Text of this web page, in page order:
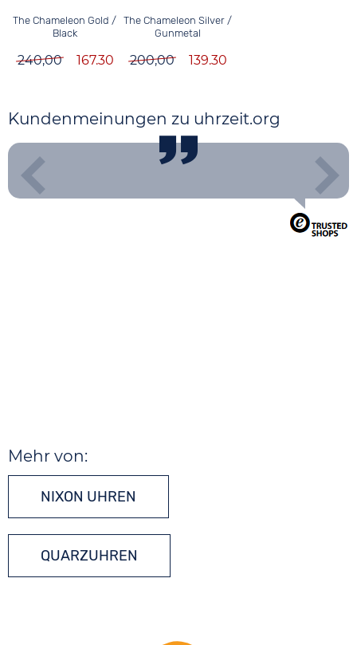
The Chameleon Gold /
Black
240,00 167.30
The Chameleon Silver /
Gunmetal
200,00 139.30
Kundenmeinungen zu uhrzeit.org
Mehr von:
NIXON UHREN
QUARZUHREN